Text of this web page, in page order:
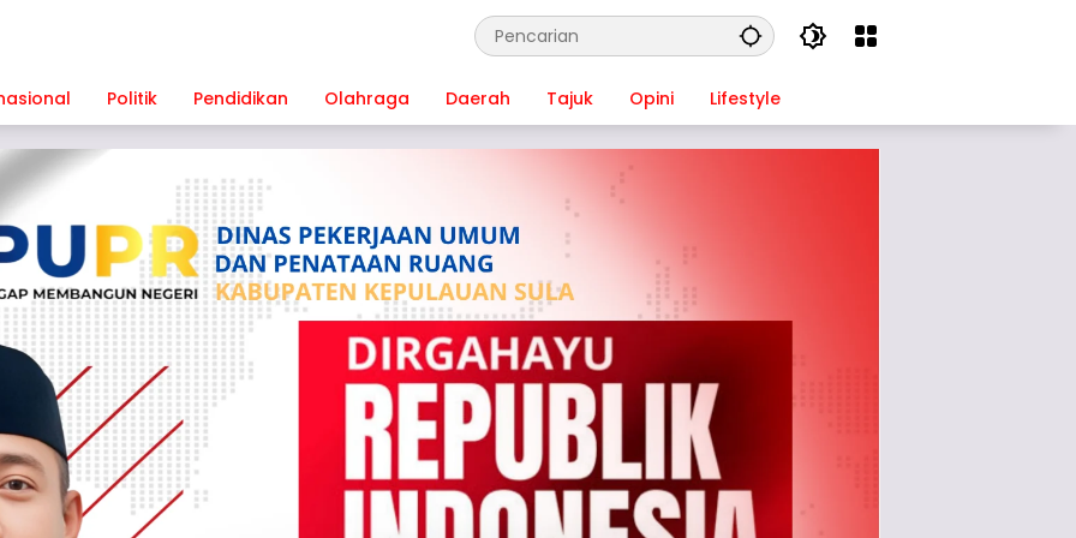
Politik Pendidikan Olahraga Daerah Tajuk Opini Lifestyle